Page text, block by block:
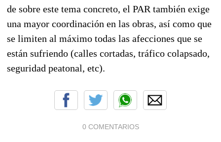
de sobre este tema concreto, el PAR también exige
una mayor coordinación en las obras, así como que
se limiten al máximo todas las afecciones que se
están sufriendo (calles cortadas, tráfico colapsado,
seguridad peatonal, etc).
0 COMENTARIOS